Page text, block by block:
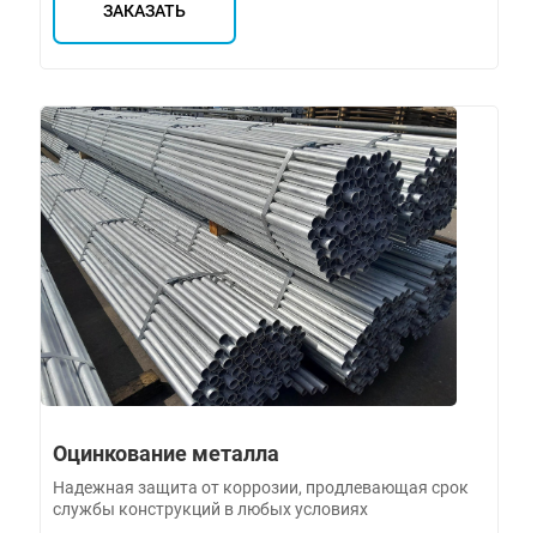
ЗАКАЗАТЬ
Оцинкование металла
Надежная защита от коррозии, продлевающая срок
службы конструкций в любых условиях